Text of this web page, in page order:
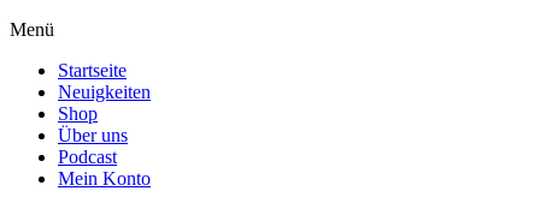
Menü
Startseite
Neuigkeiten
Shop
Über uns
Podcast
Mein Konto